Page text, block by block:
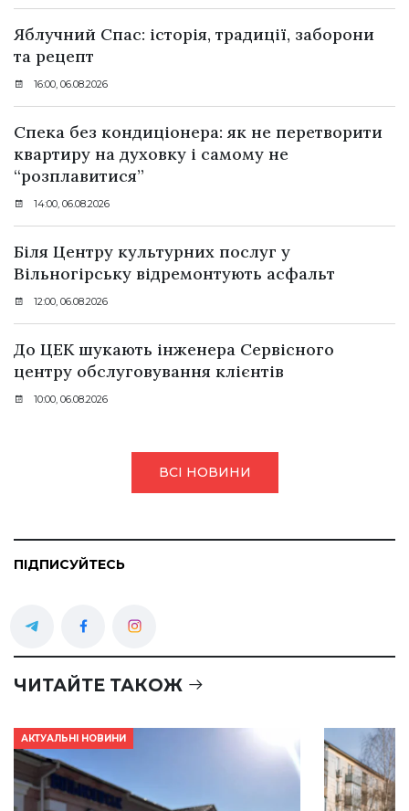
Яблучний Спас: історія, традиції, заборони
та рецепт
16:00, 06.08.2026
Спека без кондиціонера: як не перетворити
квартиру на духовку і самому не
“розплавитися”
14:00, 06.08.2026
Біля Центру культурних послуг у
Вільногірську відремонтують асфальт
12:00, 06.08.2026
До ЦЕК шукають інженера Сервісного
центру обслуговування клієнтів
10:00, 06.08.2026
ВСІ НОВИНИ
ПІДПИСУЙТЕСЬ
ЧИТАЙТЕ ТАКОЖ
АКТУАЛЬНІ НОВИНИ